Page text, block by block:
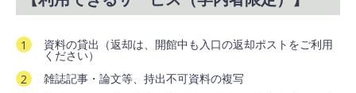
資料の貸出（返却は、開館中も入口の返却ポストをご利用
ください）
雑誌記事・論文等、持出不可資料の複写